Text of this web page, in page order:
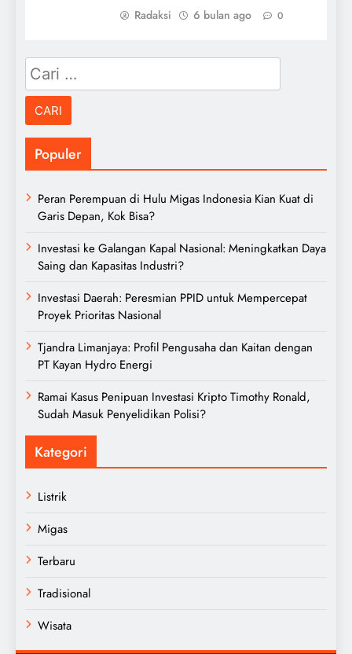
Radaksi 6 bulan ago 0
Cari
untuk:
Populer
Peran Perempuan di Hulu Migas Indonesia Kian Kuat di
Garis Depan, Kok Bisa?
Investasi ke Galangan Kapal Nasional: Meningkatkan Daya
Saing dan Kapasitas Industri?
Investasi Daerah: Peresmian PPID untuk Mempercepat
Proyek Prioritas Nasional
Tjandra Limanjaya: Profil Pengusaha dan Kaitan dengan
PT Kayan Hydro Energi
Ramai Kasus Penipuan Investasi Kripto Timothy Ronald,
Sudah Masuk Penyelidikan Polisi?
Kategori
Listrik
Migas
Terbaru
Tradisional
Wisata